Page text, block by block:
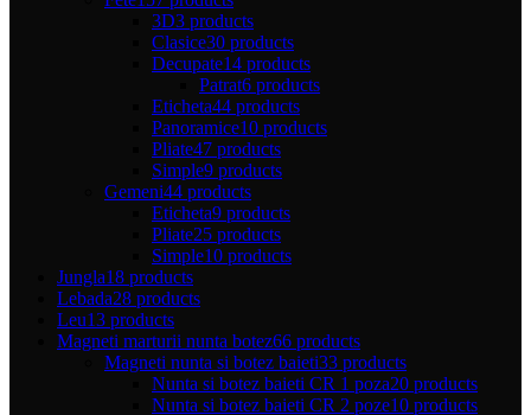
3D3 products
Clasice30 products
Decupate14 products
Patrat6 products
Eticheta44 products
Panoramice10 products
Pliate47 products
Simple9 products
Gemeni44 products
Eticheta9 products
Pliate25 products
Simple10 products
Jungla18 products
Lebada28 products
Leu13 products
Magneti marturii nunta botez66 products
Magneti nunta si botez baieti33 products
Nunta si botez baieti CR 1 poza20 products
Nunta si botez baieti CR 2 poze10 products